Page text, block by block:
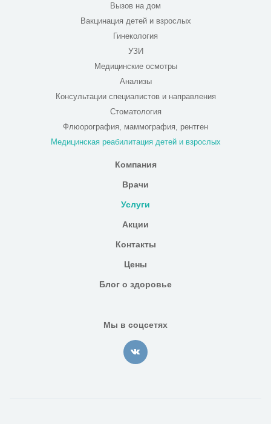
Вызов на дом
Вакцинация детей и взрослых
Гинекология
УЗИ
Медицинские осмотры
Анализы
Консультации специалистов и направления
Стоматология
Флюорография, маммография, рентген
Медицинская реабилитация детей и взрослых
Компания
Врачи
Услуги
Акции
Контакты
Цены
Блог о здоровье
Мы в соцсетях